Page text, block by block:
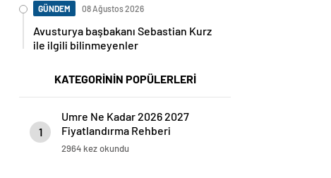
GÜNDEM 08 Ağustos 2026
Avusturya başbakanı Sebastian Kurz
ile ilgili bilinmeyenler
KATEGORİNİN POPÜLERLERİ
1
Umre Ne Kadar 2026 2027
Fiyatlandırma Rehberi
2964 kez okundu